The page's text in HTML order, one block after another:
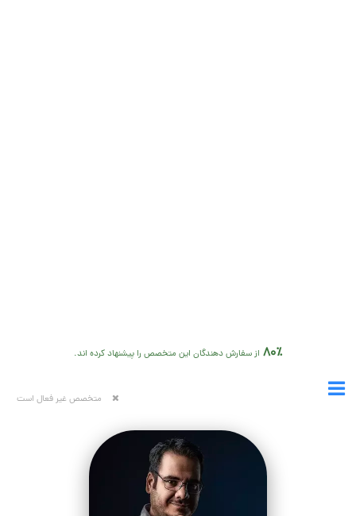
80٪ از سفارش دهندگان این متخصص را پیشنهاد کرده اند.
متخصص غیر فعال است